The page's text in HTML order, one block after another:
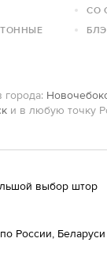
СО
и в любую точку
выбор штор
России, Беларуси